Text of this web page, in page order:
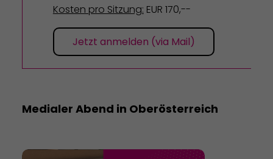
Kosten pro Sitzung: EUR 170,--
Jetzt anmelden (via Mail)
Medialer Abend in Oberösterreich